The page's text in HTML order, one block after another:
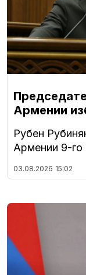
Армении
Рубен
Армении 9-го
03.08.2026 15:02